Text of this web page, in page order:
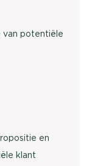
van potentiële
en
klant